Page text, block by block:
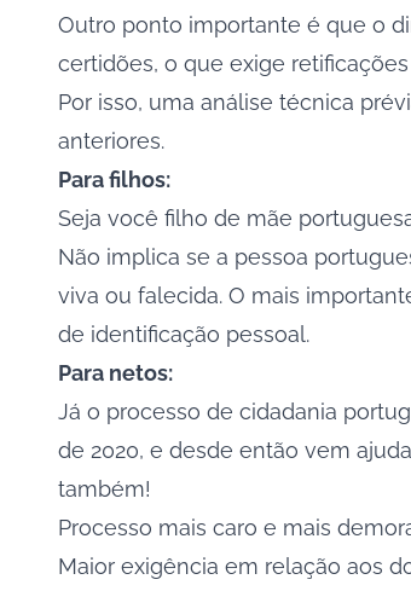
Outro ponto importante é que o
certidões, o que exige
Por isso, uma análise técnica
anteriores.
Para filhos:
Seja você filho de mãe
Não implica se a pessoa
viva ou falecida. O mais
de identificação pessoal.
Para netos:
Já o processo de cidadania
de 2020, e desde então vem
também!
Processo mais caro e mais
Maior exigência em relação aos